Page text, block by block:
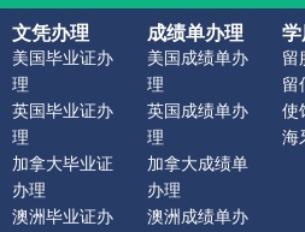
文凭办理
美国毕业证办
理
英国毕业证办
理
加拿大毕业证
办理
澳洲毕业证办
成绩单办理
美国成绩单办
理
英国成绩单办
理
加拿大成绩单
办理
澳洲成绩单办
留
留
使
海